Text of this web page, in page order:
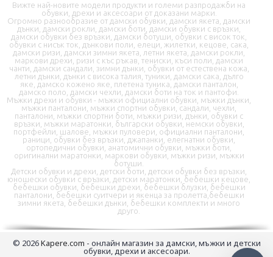
Вижте най-новите модели продукти и големи разпродажби на
обувки, дрехи и аксесоари от доказани марки.
Огромно разнообразие от дамски обувки, дамски якета, дамски
дънки, дамски рокли, дамски боти, дамски обувки с връзки,
дамски обувки без връзки, дамски ботуши, обувки с висок ток,
обувки с нисък ток, дънкови поли, елеци, жилетки, кецове, сака,
дамски ризи, дамски зимни якета, летни якета, дамски рокли,
маркови дрехи, ризи с къс ръкав, тениски, къси поли, дамски
чанти, дамски сандали, зимни дънки, обувки от естествена кожа,
летни дънки, дънки с висока талия, туники, дамски сака, дълго
яке, дамско кожено яке, плетена туника, дамски панталон,
дамско поло, дамски чехли, дамски боти на ток и пантофи.
Мъжки дрехи и обувки - мъжки официални обувки, мъжки дънки,
мъжки панталони, мъжки спортни обувки, сандали, чехли,
панталони, мъжки спортни боти, мъжки ризи, дънки, обувки с
връзки, мъжки маратонки, български обувки, немски обувки,
портфейли, шалове, мъжки пуловери, официални панталони,
раници, обувки без връзки, джапанки, елегнатни обувки,
ортопедични обувки, анатомични обувки, мъжки боти,
оригинални маратонки, маркови обувки, мъжки ризи, мъжки
ботуши.
Детски обувки и дрехи, детски боти, детски обувки без връзки,
юношески обувки с връзки, детски маратонки, бебешки кецове,
бебешки обувки, бебешки дрехи, бебешки блузки, бебешки
панталони, бебешки суитчери и якенца за пролетта,бебешки
зимни якета, бебешки дънки, бебешки комплекти и много
друго.
© 2026Kapere.com - онлайн магазин за дамски, мъжки и детски
обувки, дрехи и аксесоари.
📦 Информация за доставка
🔄 Подмяна и връщания
❓ Въпроси и отговори
✉️ Контактна форма